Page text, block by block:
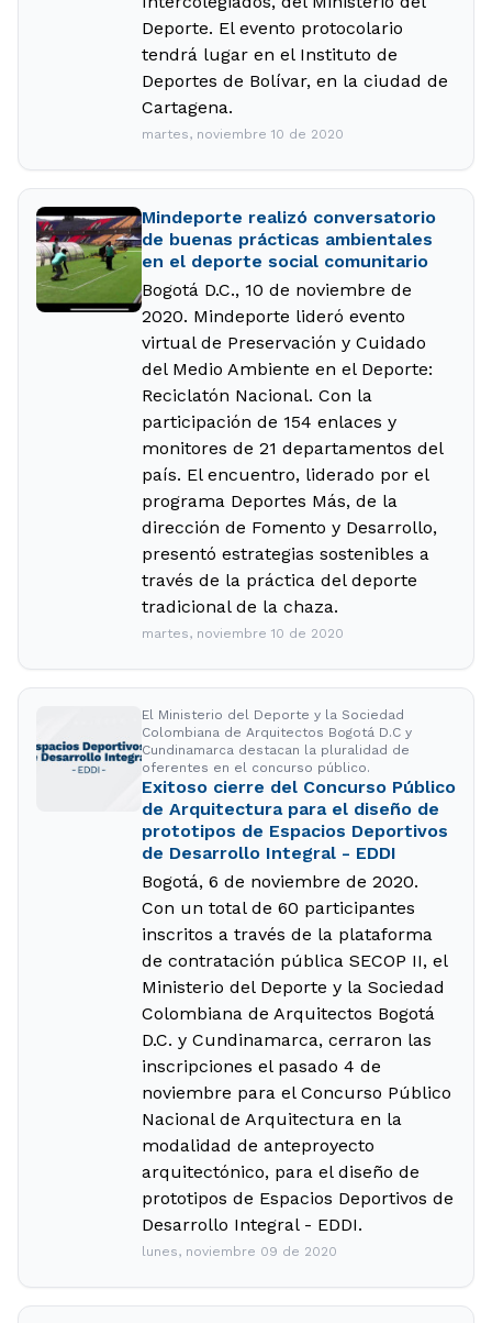
Deporte. El evento protocolario
tendrá lugar en el Instituto de
Deportes de Bolívar, en la ciudad de
Cartagena.
martes, noviembre 10 de 2020
Mindeporte realizó conversatorio
de buenas prácticas ambientales
en el deporte social comunitario
Bogotá D.C., 10 de noviembre de
2020. Mindeporte lideró evento
virtual de Preservación y Cuidado
del Medio Ambiente en el Deporte:
Reciclatón Nacional. Con la
participación de 154 enlaces y
monitores de 21 departamentos del
país. El encuentro, liderado por el
programa Deportes Más, de la
dirección de Fomento y Desarrollo,
presentó estrategias sostenibles a
través de la práctica del deporte
tradicional de la chaza.
martes, noviembre 10 de 2020
El Ministerio del Deporte y la Sociedad
Colombiana de Arquitectos Bogotá D.C y
Cundinamarca destacan la pluralidad de
oferentes en el concurso público.
Exitoso cierre del Concurso Público
de Arquitectura para el diseño de
prototipos de Espacios Deportivos
de Desarrollo Integral - EDDI
Bogotá, 6 de noviembre de 2020.
Con un total de 60 participantes
inscritos a través de la plataforma
de contratación pública SECOP II, el
Ministerio del Deporte y la Sociedad
Colombiana de Arquitectos Bogotá
D.C. y Cundinamarca, cerraron las
inscripciones el pasado 4 de
noviembre para el Concurso Público
Nacional de Arquitectura en la
modalidad de anteproyecto
arquitectónico, para el diseño de
prototipos de Espacios Deportivos de
Desarrollo Integral - EDDI.
lunes, noviembre 09 de 2020